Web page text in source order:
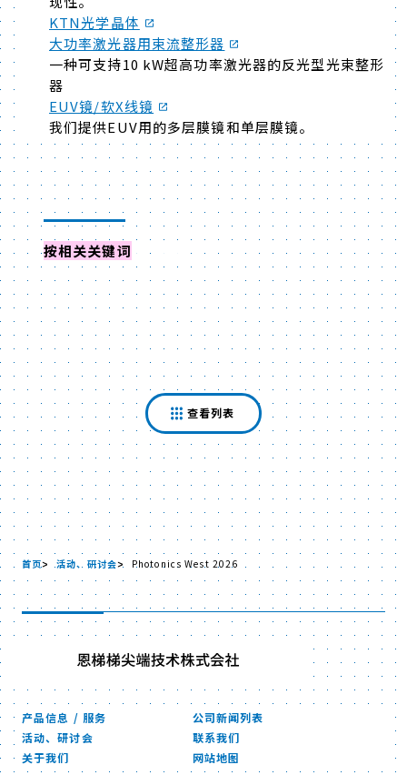
KTN光学晶体
大功率激光器用束流整形器
一种可支持10 kW超高功率激光器的反光型光束整形
器
EUV镜/软X线镜
我们提供EUV用的多层膜镜和单层膜镜。
按相关关键词 查找活动・研讨会
查看列表
首页 活动、研讨会 Photonics West 2026
产品信息 / 服务
公司新闻列表
活动、研讨会
联系我们
关于我们
网站地图